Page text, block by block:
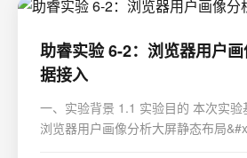
助睿实验 6-2：浏览器用户
据接入
一、实验背景 1.1 实验目的 本次实验基于实验 6-1 完成的
浏览器用户画像分析大屏静态布局